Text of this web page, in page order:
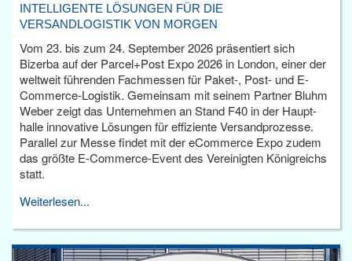
INTELLIGENTE LÖSUNGEN FÜR DIE
VERSANDLOGISTIK VON MORGEN
Vom 23. bis zum 24. September 2026 präsentiert sich
Bizerba auf der Parcel+Post Expo 2026 in London, einer der
weltweit führenden Fachmessen für Paket-, Post- und E-
Commerce-Logistik. Gemeinsam mit seinem Partner Bluhm
Weber zeigt das Unternehmen an Stand F40 in der Haupt­
halle innovative Lösungen für effiziente Versandprozesse.
Parallel zur Messe findet mit der eCommerce Expo zudem
das größte E-Commerce-Event des Vereinigten Königreichs
statt.
Weiterlesen...